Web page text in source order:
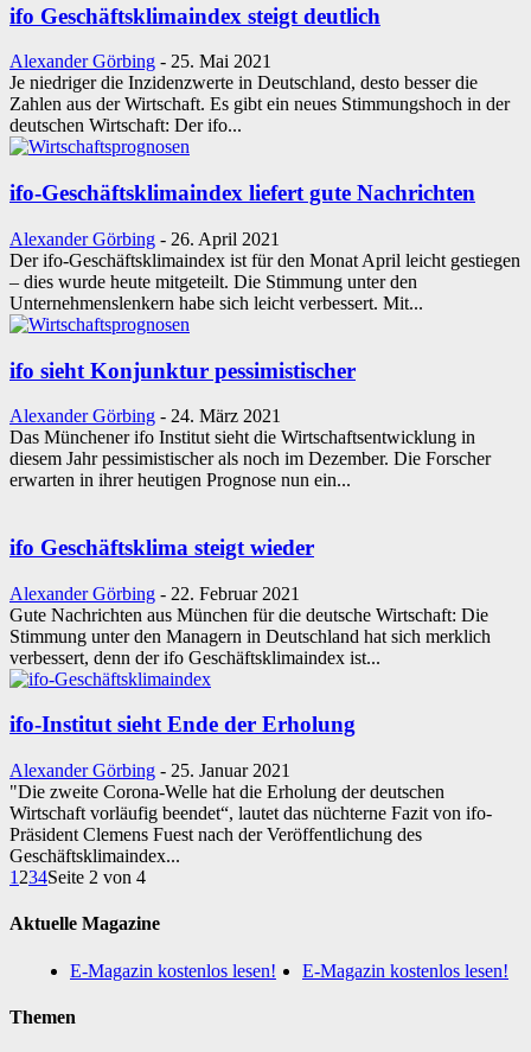
ifo Geschäftsklimaindex steigt deutlich
Alexander Görbing - 25. Mai 2021
Je niedriger die Inzidenzwerte in Deutschland, desto besser die
Zahlen aus der Wirtschaft. Es gibt ein neues Stimmungshoch in der
deutschen Wirtschaft: Der ifo...
ifo-Geschäftsklimaindex liefert gute Nachrichten
Alexander Görbing - 26. April 2021
Der ifo-Geschäftsklimaindex ist für den Monat April leicht gestiegen
– dies wurde heute mitgeteilt. Die Stimmung unter den
Unternehmenslenkern habe sich leicht verbessert. Mit...
ifo sieht Konjunktur pessimistischer
Alexander Görbing - 24. März 2021
Das Münchener ifo Institut sieht die Wirtschaftsentwicklung in
diesem Jahr pessimistischer als noch im Dezember. Die Forscher
erwarten in ihrer heutigen Prognose nun ein...
ifo Geschäftsklima steigt wieder
Alexander Görbing - 22. Februar 2021
Gute Nachrichten aus München für die deutsche Wirtschaft: Die
Stimmung unter den Managern in Deutschland hat sich merklich
verbessert, denn der ifo Geschäftsklimaindex ist...
ifo-Institut sieht Ende der Erholung
Alexander Görbing - 25. Januar 2021
"Die zweite Corona-Welle hat die Erholung der deutschen
Wirtschaft vorläufig beendet“, lautet das nüchterne Fazit von ifo-
Präsident Clemens Fuest nach der Veröffentlichung des
Geschäftsklimaindex...
1 234Seite 2 von 4
Aktuelle Magazine
E-Magazin kostenlos lesen! E-Magazin kostenlos lesen!
Themen